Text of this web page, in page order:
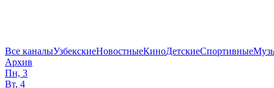
Все каналыУзбекскиеНовостныеКиноДетскиеСпортивные
Архив
Пн, 3
Вт, 4